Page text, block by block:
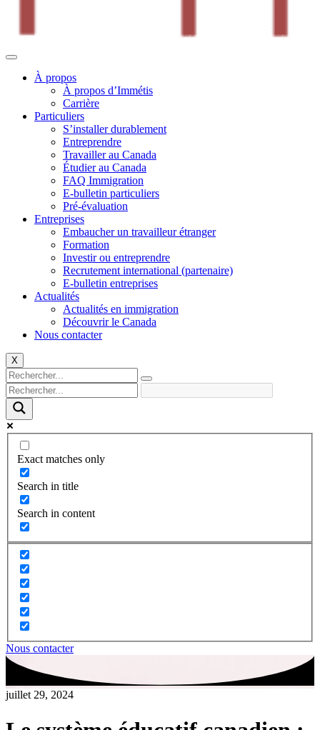
À propos
À propos d’Immétis
Carrière
Particuliers
S’installer durablement
Entreprendre
Travailler au Canada
Étudier au Canada
FAQ Immigration
E-bulletin particuliers
Pré-évaluation
Entreprises
Embaucher un travailleur étranger
Formation
Investir ou entreprendre
Recrutement international (partenaire)
E-bulletin entreprises
Actualités
Actualités en immigration
Découvrir le Canada
Nous contacter
X
Exact matches only
Search in title
Search in content
Nous contacter
juillet 29, 2024